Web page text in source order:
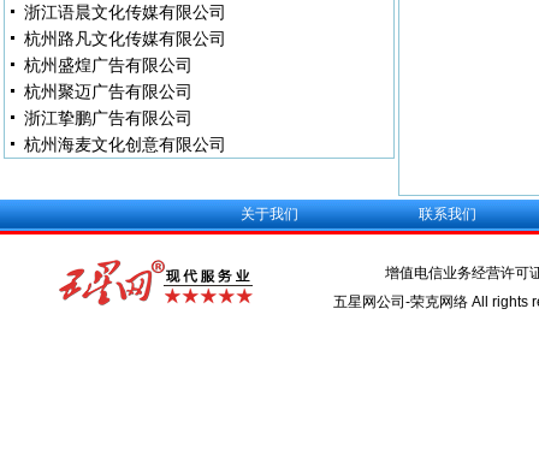
浙江语晨文化传媒有限公司
杭州路凡文化传媒有限公司
杭州盛煌广告有限公司
杭州聚迈广告有限公司
浙江挚鹏广告有限公司
杭州海麦文化创意有限公司
关于我们 联系我们
增值电信业务经营许可
五星网公司-荣克网络 All